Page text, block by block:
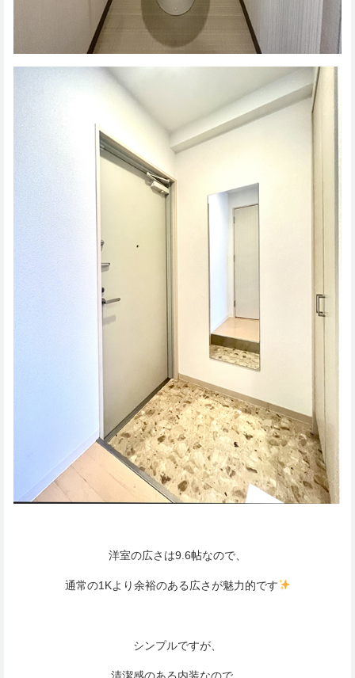
洋室の広さは9.6帖なので、
通常の1Kより余裕のある広さが魅力的です
シンプルですが、
清潔感のある内装なので、